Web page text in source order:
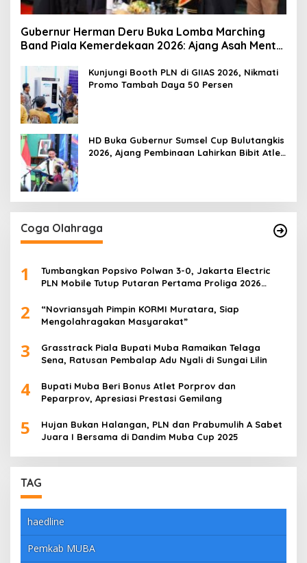
Gubernur Herman Deru Buka Lomba Marching
Band Piala Kemerdekaan 2026: Ajang Asah Mental
Kunjungi Booth PLN di GIIAS 2026, Nikmati
Promo Tambah Daya 50 Persen
HD Buka Gubernur Sumsel Cup Bulutangkis
2026, Ajang Pembinaan Lahirkan Bibit Atlet
Coga Olahraga
1
Tumbangkan Popsivo Polwan 3-0, Jakarta Electric
PLN Mobile Tutup Putaran Pertama Proliga 2026
2
“Novriansyah Pimpin KORMI Muratara, Siap
Mengolahragakan Masyarakat”
3
Grasstrack Piala Bupati Muba Ramaikan Telaga
Sena, Ratusan Pembalap Adu Nyali di Sungai Lilin
4
Bupati Muba Beri Bonus Atlet Porprov dan
Peparprov, Apresiasi Prestasi Gemilang
5
Hujan Bukan Halangan, PLN dan Prabumulih A Sabet
Juara I Bersama di Dandim Muba Cup 2025
TAG
haedline
Pemkab MUBA